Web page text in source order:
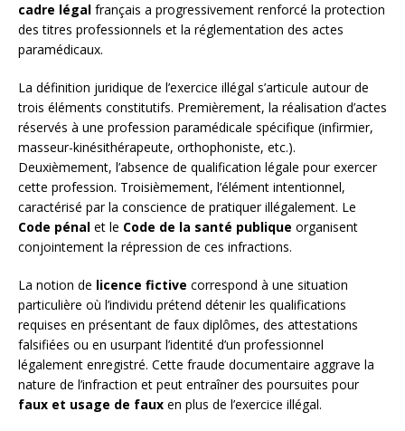
cadre légal français a progressivement renforcé la protection
des titres professionnels et la réglementation des actes
paramédicaux.
La définition juridique de l’exercice illégal s’articule autour de
trois éléments constitutifs. Premièrement, la réalisation d’actes
réservés à une profession paramédicale spécifique (infirmier,
masseur-kinésithérapeute, orthophoniste, etc.).
Deuxièmement, l’absence de qualification légale pour exercer
cette profession. Troisièmement, l’élément intentionnel,
caractérisé par la conscience de pratiquer illégalement. Le
Code pénal et le Code de la santé publique organisent
conjointement la répression de ces infractions.
La notion de licence fictive correspond à une situation
particulière où l’individu prétend détenir les qualifications
requises en présentant de faux diplômes, des attestations
falsifiées ou en usurpant l’identité d’un professionnel
légalement enregistré. Cette fraude documentaire aggrave la
nature de l’infraction et peut entraîner des poursuites pour
faux et usage de faux en plus de l’exercice illégal.